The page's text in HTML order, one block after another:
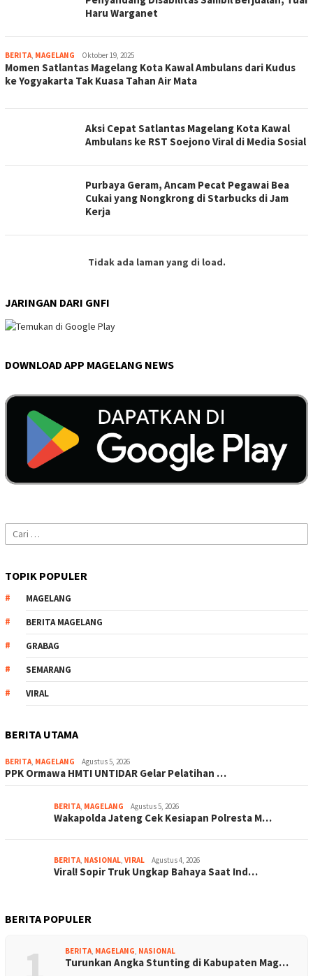
Haru Warganet
BERITA, MAGELANG magelangnews
Oktober 19, 2025
Momen Satlantas Magelang Kota Kawal Ambulans dari Kudus
ke Yogyakarta Tak Kuasa Tahan Air Mata
Aksi Cepat Satlantas Magelang Kota Kawal
Ambulans ke RST Soejono Viral di Media Sosial
Purbaya Geram, Ancam Pecat Pegawai Bea
Cukai yang Nongkrong di Starbucks di Jam
Kerja
Tidak ada laman yang di load.
JARINGAN DARI GNFI
DOWNLOAD APP MAGELANG NEWS
Cari
untuk:
TOPIK POPULER
MAGELANG
BERITA MAGELANG
GRABAG
SEMARANG
VIRAL
BERITA UTAMA
BERITA, MAGELANG Agustus 5, 2026
PPK Ormawa HMTI UNTIDAR Gelar Pelatihan …
BERITA, MAGELANG Agustus 5, 2026
Wakapolda Jateng Cek Kesiapan Polresta M…
BERITA, NASIONAL, VIRAL Agustus 4, 2026
Viral! Sopir Truk Ungkap Bahaya Saat Ind…
BERITA POPULER
BERITA, MAGELANG, NASIONAL
Turunkan Angka Stunting di Kabupaten Mag…